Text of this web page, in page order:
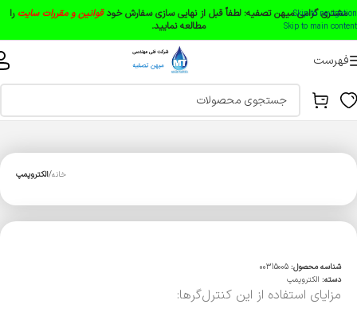
Skip to navigation
Skip to main content
مشتری گرامی میهن تصفیه: لطفاً قبل از نهایی سازی سفارش خودقوانین و مقررات سایت را
مطالعه نمایید.
فهرست
خانه الکتروپمپ
شناسه محصول: 00315005
دسته: الکتروپمپ
مزایای استفاده از این کنترل‌گرها: